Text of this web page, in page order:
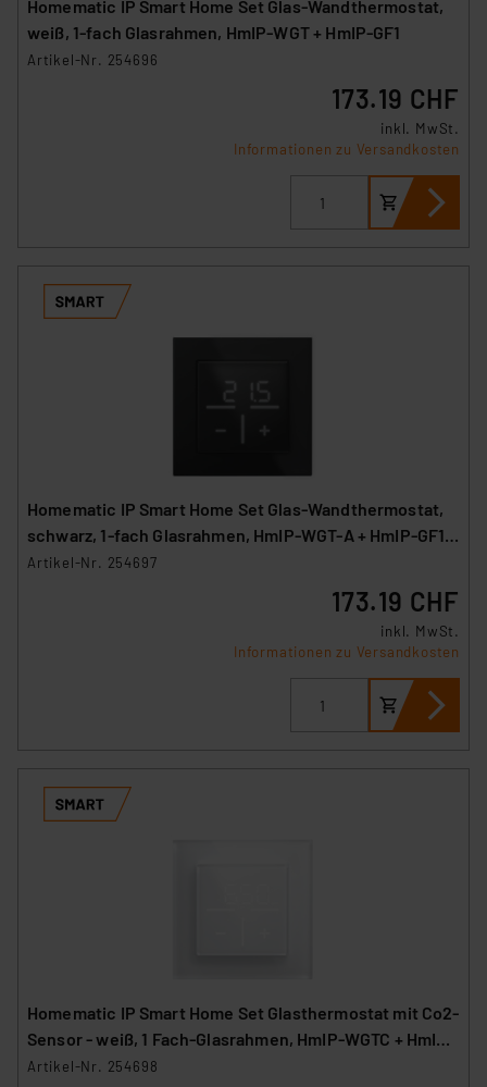
Homematic IP Smart Home Set Glas-Wandthermostat,
weiß, 1-fach Glasrahmen, HmIP-WGT + HmIP-GF1
Artikel-Nr. 254696
173.19 CHF
inkl. MwSt.
Informationen zu Versandkosten
Homematic IP Smart Home Set Glas-Wandthermostat,
schwarz, 1-fach Glasrahmen, HmIP-WGT-A + HmIP-GF1-
A
Artikel-Nr. 254697
173.19 CHF
inkl. MwSt.
Informationen zu Versandkosten
Homematic IP Smart Home Set Glasthermostat mit Co2-
Sensor - weiß, 1 Fach-Glasrahmen, HmIP-WGTC + HmIP-
GF1
Artikel-Nr. 254698